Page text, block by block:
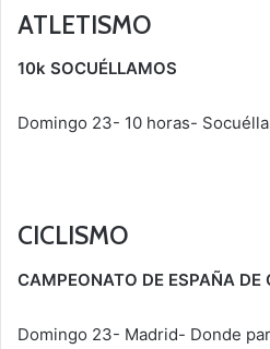
ATLETISMO
10k SOCUÉLLAMOS
Domingo 23- 10 horas-
CICLISMO
CAMPEONATO DE ESPAÑA DE
Domingo 23- Madrid- Donde